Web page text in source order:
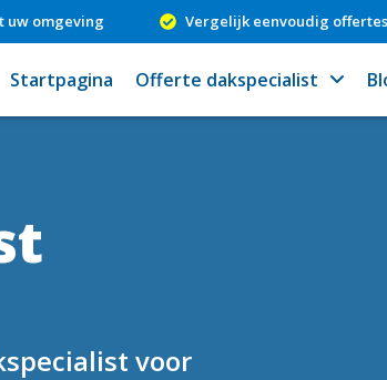
uw omgeving Vergelijk eenvoudig offertes
Startpagina Offerte dakspecialist
voor